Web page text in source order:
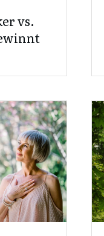
vs.